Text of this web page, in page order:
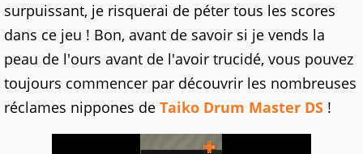
surpuissant, je risquerai de péter tous les scores
dans ce jeu ! Bon, avant de savoir si je vends la
peau de l'ours avant de l'avoir trucidé, vous pouvez
toujours commencer par découvrir les nombreuses
réclames nippones de Taiko Drum Master DS !